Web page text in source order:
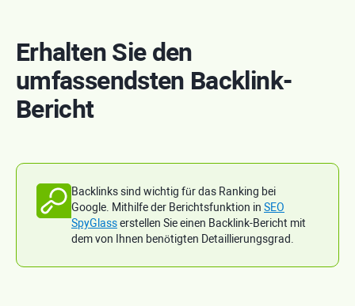
Erhalten Sie den
umfassendsten Backlink-
Bericht
Backlinks sind wichtig für das Ranking bei
Google. Mithilfe der Berichtsfunktion in SEO
SpyGlasserstellen Sie einen Backlink-Bericht mit
dem von Ihnen benötigten Detaillierungsgrad.